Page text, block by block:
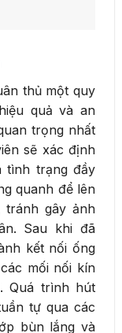
thủ một quy
quả và an
trọng nhất
sẽ xác định
tình trạng đầy
quanh để lên
gây ảnh
Sau khi đã
kết nối ống
mối nối kín
Quá trình hút
tự qua các
bùn lắng và